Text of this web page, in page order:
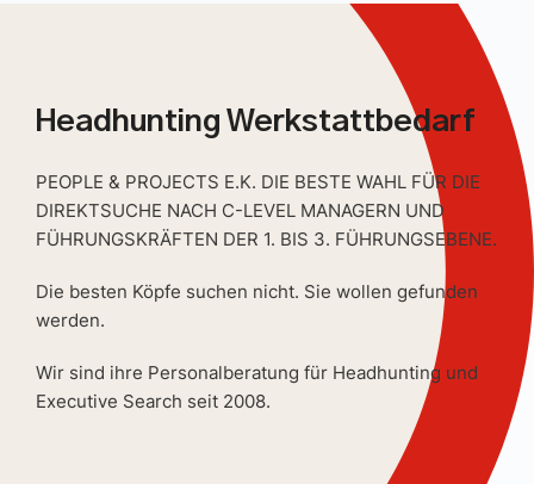
Headhunting Werkstattbedarf
PEOPLE & PROJECTS E.K. DIE BESTE WAHL FÜR DIE
DIREKTSUCHE NACH C-LEVEL MANAGERN UND
FÜHRUNGSKRÄFTEN DER 1. BIS 3. FÜHRUNGSEBENE.
Die besten Köpfe suchen nicht. Sie wollen gefunden
werden.
Wir sind ihre Personalberatung für Headhunting und
Executive Search seit 2008.